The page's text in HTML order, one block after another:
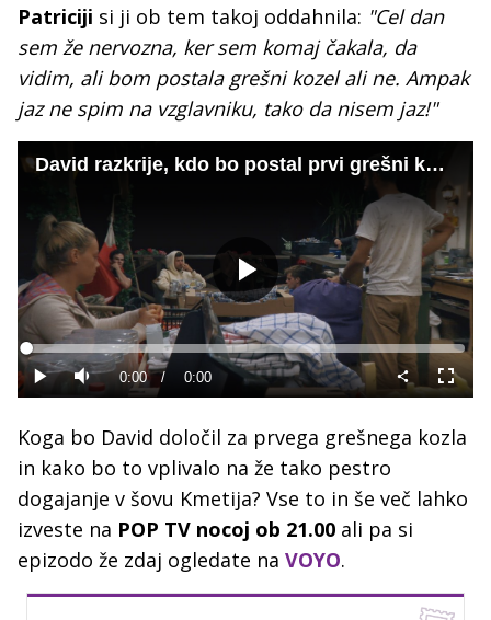
Patriciji si ji ob tem takoj oddahnila: "Cel dan
sem že nervozna, ker sem komaj čakala, da
vidim, ali bom postala grešni kozel ali ne. Ampak
jaz ne spim na vzglavniku, tako da nisem jaz!"
David razkrije, kdo bo postal prvi grešni kozel
Predvajaj
Predvajaj
Tiho Current
0:00 / Duration
0:00
Loaded:
0%
način
Koga bo David določil za prvega grešnega kozla
in kako bo to vplivalo na že tako pestro
dogajanje v šovu Kmetija? Vse to in še več lahko
izveste na POP TV nocoj ob 21.00 ali pa si
epizodo že zdaj ogledate na VOYO.